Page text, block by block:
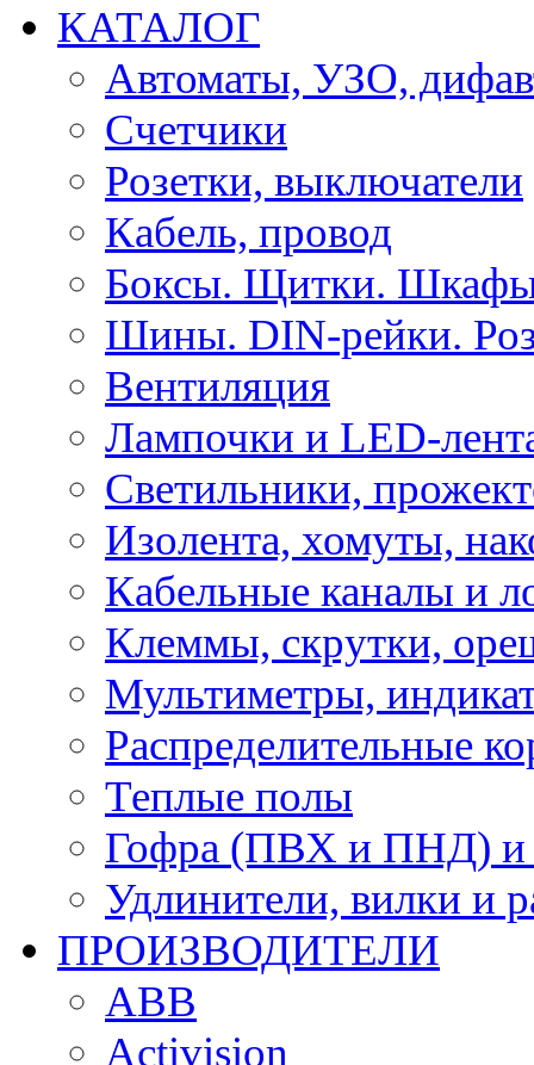
КАТАЛОГ
Автоматы, УЗО,
Счетчики
Розетки, выключатели
Кабель, провод
Боксы. Щитки.
Шины. DIN-рейки.
Вентиляция
Лампочки и LED-
Светильники,
Изолента, хомуты,
Кабельные каналы и
Клеммы, скрутки,
Мультиметры,
Распределительные
Теплые полы
Гофра (ПВХ и ПНД) и
Удлинители, вилки и
ПРОИЗВОДИТЕЛИ
ABB
Activision